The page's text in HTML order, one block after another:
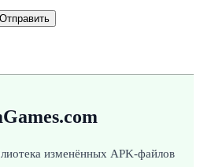
Отправить
изменённых APK-файлов